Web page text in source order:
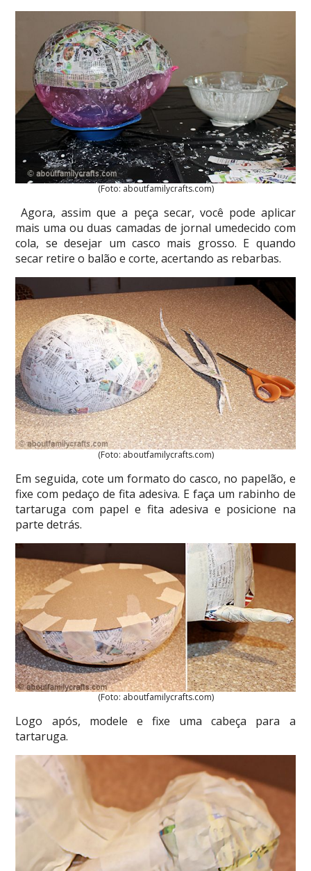
(Foto: aboutfamilycrafts.com)
Agora, assim que a peça secar, você pode aplicar
mais uma ou duas camadas de jornal umedecido com
cola, se desejar um casco mais grosso. E quando
secar retire o balão e corte, acertando as rebarbas.
(Foto: aboutfamilycrafts.com)
Em seguida, cote um formato do casco, no papelão, e
fixe com pedaço de fita adesiva. E faça um rabinho de
tartaruga com papel e fita adesiva e posicione na
parte detrás.
(Foto: aboutfamilycrafts.com)
Logo após, modele e fixe uma cabeça para a
tartaruga.